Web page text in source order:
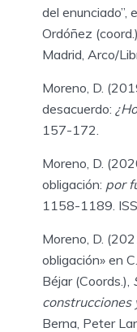
del enunciado”,
Ordóñez (coord.),
Madrid, Arco/
Moreno, D.
desacuerdo:
157-172.
Moreno, D.
obligación: por
1158-1189.
Moreno, D.
obligación» en
Béjar (Coords.),
construcciones
Berna, Peter